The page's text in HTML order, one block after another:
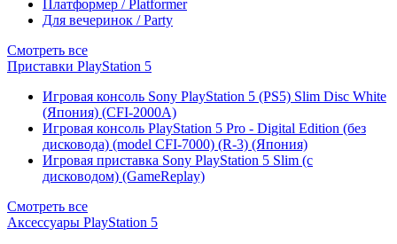
Платформер / Platformer
Для вечеринок / Party
Смотреть все
Приставки PlayStation 5
Игровая консоль Sony PlayStation 5 (PS5) Slim Disc White
(Япония) (CFI-2000A)
Игровая консоль PlayStation 5 Pro - Digital Edition (без
дисковода) (model CFI-7000) (R-3) (Япония)
Игровая приставка Sony PlayStation 5 Slim (с
дисководом) (GameReplay)
Смотреть все
Аксессуары PlayStation 5